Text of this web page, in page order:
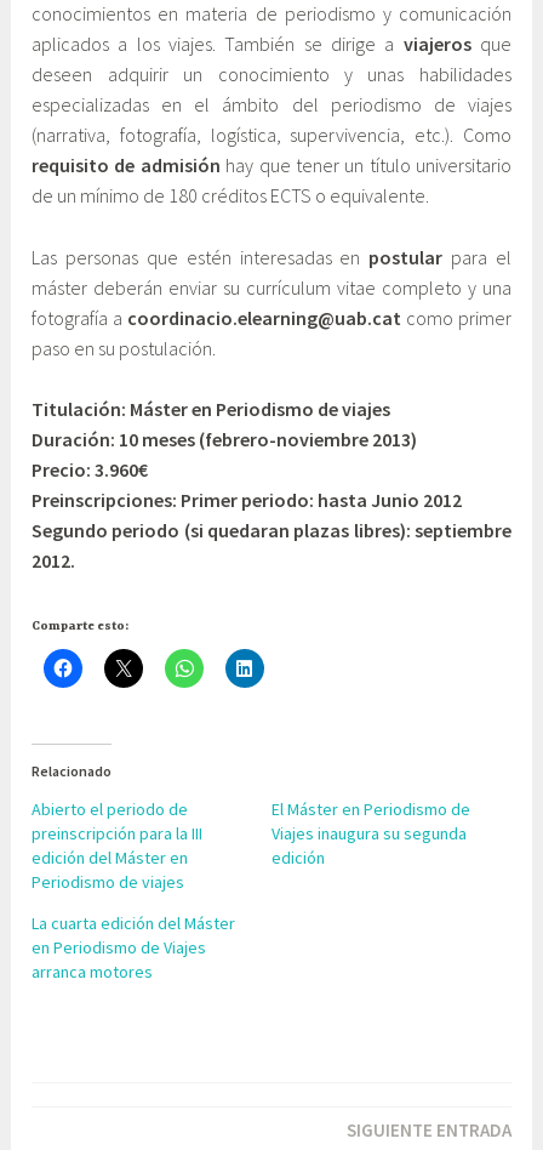
conocimientos en materia de periodismo y comunicación
aplicados a los viajes. También se dirige a viajerosque
deseen adquirir un conocimiento y unas habilidades
especializadas en el ámbito del periodismo de viajes
(narrativa, fotografía, logística, supervivencia, etc.). Como
requisito de admisión hay que tener un título universitario
de un mínimo de 180 créditos ECTS o equivalente.
Las personas que estén interesadas en postular para el
máster deberán enviar su currículum vitae completo y una
fotografía a coordinacio.elearning@uab.cat como primer
paso en su postulación.
Titulación: Máster en Periodismo de viajes
Duración: 10 meses (febrero-noviembre 2013)
Precio: 3.960€
Preinscripciones: Primer periodo: hasta Junio 2012
Segundo periodo (si quedaran plazas libres): septiembre
2012.
Comparte esto:
Relacionado
Abierto el periodo de
preinscripción para la III
edición del Máster en
Periodismo de viajes
El Máster en Periodismo de
Viajes inaugura su segunda
edición
La cuarta edición del Máster
en Periodismo de Viajes
arranca motores
SIGUIENTE ENTRADA